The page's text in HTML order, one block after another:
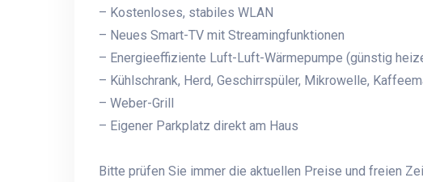
– Kostenloses, stabiles WLAN
– Neues Smart-TV mit Streamingfunktionen
– Energieeffiziente Luft-Luft-Wärmepumpe (günstig
– Kühlschrank, Herd, Geschirrspüler, Mikrowelle,
– Weber-Grill
– Eigener Parkplatz direkt am Haus
Bitte prüfen Sie immer die aktuellen Preise und freien